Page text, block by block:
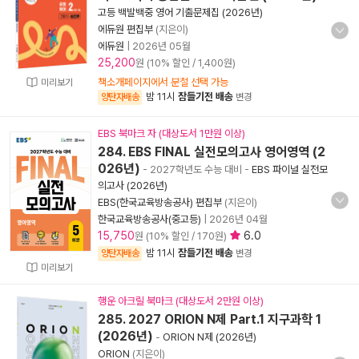
미리보기
고등 백발백중 영어 기출문제집 (2026년)
에듀원 편집부 (지은이)
에듀원
2026년 05월
25,200원 (10% 할인 / 1,400원)
책소개페이지에서 분철 선택 가능
양탄자배송 밤 11시 잠들기전 배송 변경
미리보기
EBS 북마크 자 (대상도서 1만원 이상)
284. EBS FINAL 실전모의고사 영어영역 (2
026년) - 2027학년도 수능 대비 - EBS 파이널 실전모
의고사 (2026년)
EBS(한국교육방송공사) 편집부 (지은이)
한국교육방송공사(중고등)
2026년 04월
15,750원 (10% 할인 / 170원) 6.0
양탄자배송 밤 11시 잠들기전 배송 변경
행운 아크릴 북마크 (대상도서 2만원 이상)
285. 2027 ORION N제 Part.1 지구과학 1
(2026년) - ORION N제 (2026년)
ORION (지은이)